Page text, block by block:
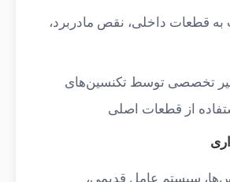
به قطعات داخلی، نقص مادربرد،
تخصصی توسط تکنسین‌های
از قطعات اصلی
سیستم عامل قدیمی،